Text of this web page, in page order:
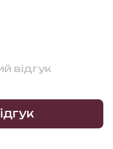
відгук